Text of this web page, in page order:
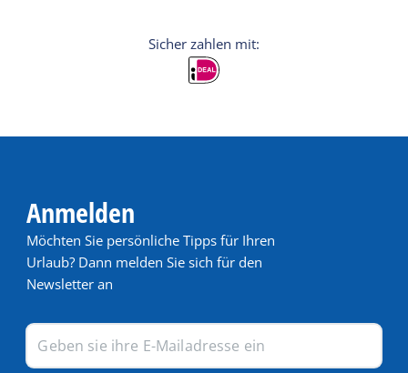
Anmelden
Möchten Sie persönliche Tipps für Ihren
Urlaub? Dann melden Sie sich für den
Newsletter an